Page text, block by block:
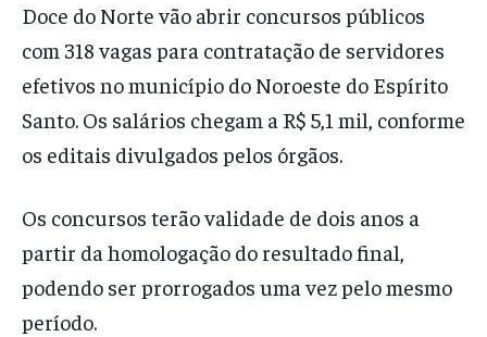
Doce do Nortevão abrir concursos públicos
com 318 vagas para contratação de servidores
efetivos no município do Noroeste do Espírito
Santo. Os salários chegam a R$ 5,1 mil, conforme
os editais divulgados pelos órgãos.
Os concursos terão validade de dois anos a
partir da homologação do resultado final,
podendo ser prorrogados uma vez pelo mesmo
período.